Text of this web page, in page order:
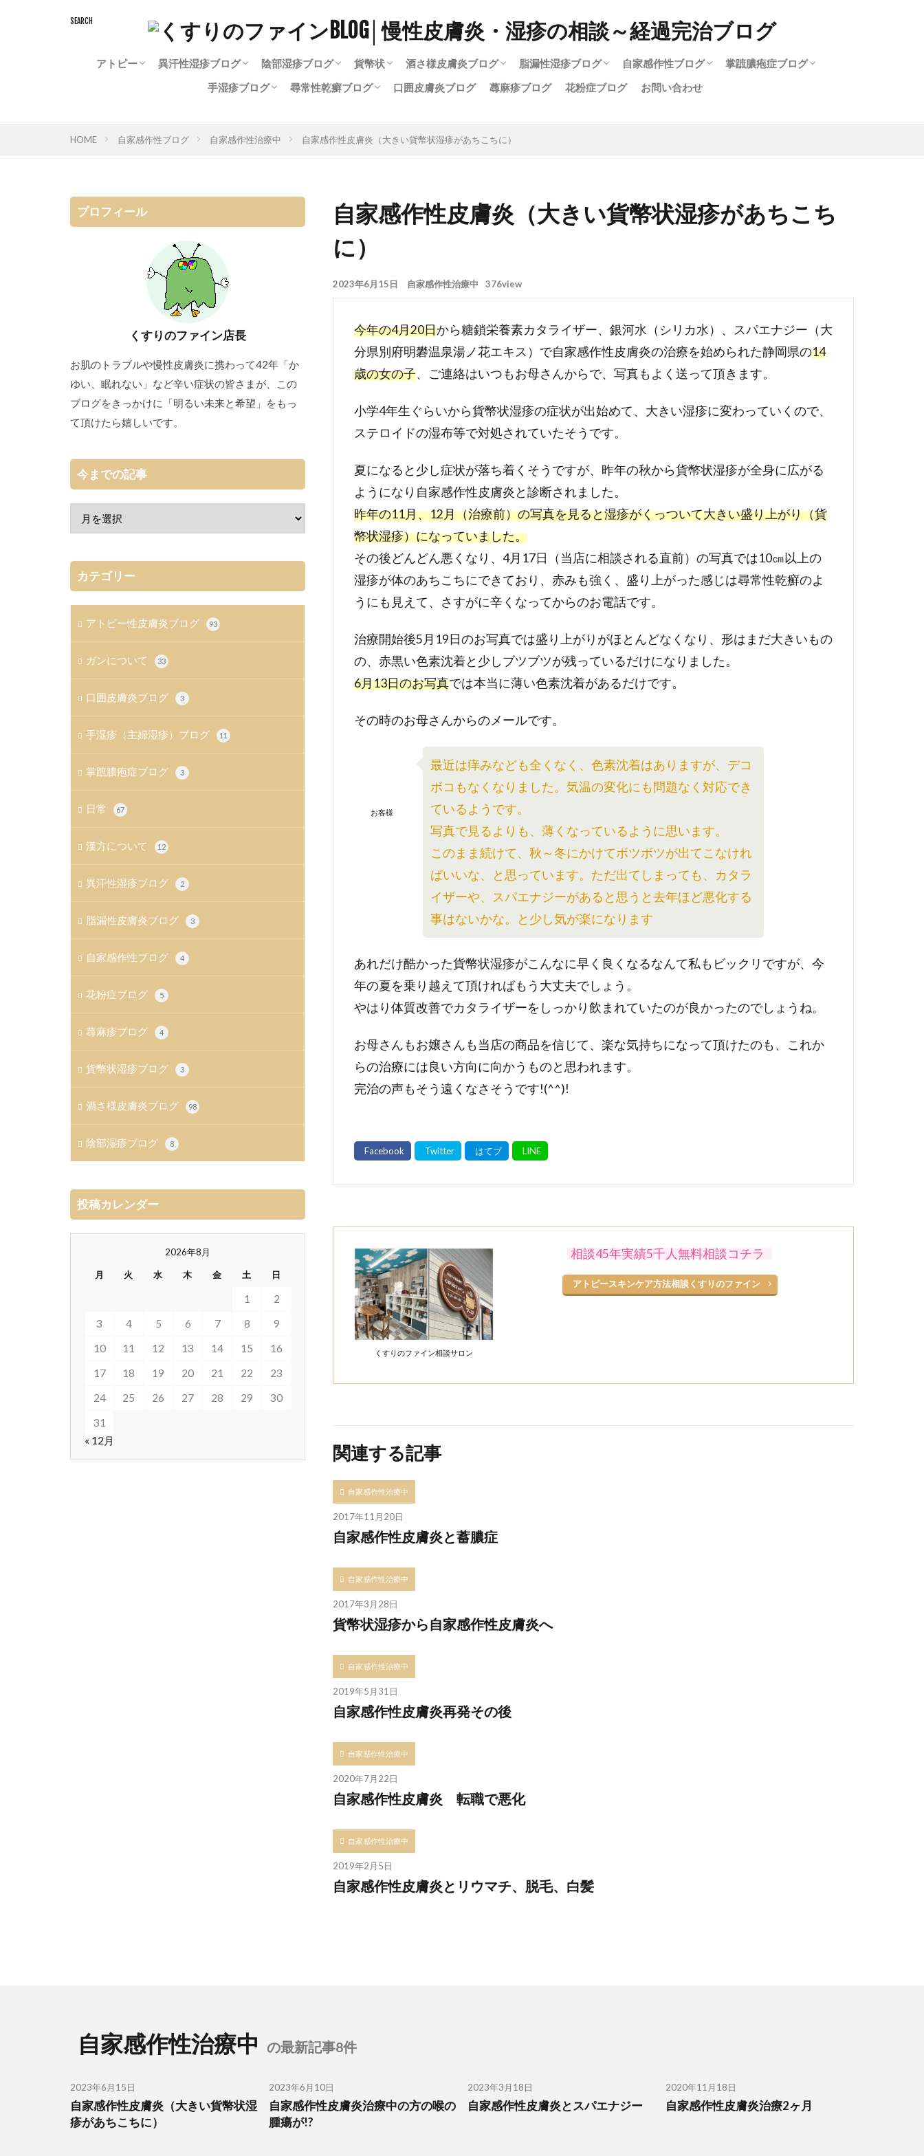
アトピー
赤ちゃんのアトピー性皮膚炎
大人のアトピー性皮膚炎
異汗性湿疹ブログ
異汗性湿疹治療中
陰部湿疹ブログ
陰部湿疹完治ブログ
治らない陰部湿疹
治療中の陰部湿疹
陰部湿疹の症状
女性の陰部湿疹
貨幣状
貨幣状湿疹治ったブログ
治療中の貨幣状湿疹
貨幣状湿疹の再発
アレルギーと貨幣状湿疹
酒さ様皮膚炎ブログ
酒さ完治ブログ
酒さ治療中
酒さとプロトピック
酒さとステロイド
酒さスキンケアブログ
酒さと漢方
脂漏性湿疹ブログ
脂漏性湿疹完治ブログ
治療中の脂漏性湿疹
頭皮の脂漏性湿疹
顔の脂漏性湿疹
自家感作性ブログ
自家感作性完治ブログ
治療中の自家感作性
掌蹠膿疱症ブログ
手湿疹ブログ 尋常性乾癬ブログ 口囲皮膚炎ブログ 蕁麻疹ブログ 花粉症ブログ お問い合わせ
HOME 自家感作性ブログ 自家感作性治療中 自家感作性皮膚炎（大きい貨幣状湿疹があちこちに）
自家感作性皮膚炎（大きい貨幣状湿疹があちこち
に）
2023年6月15日 自家感作性治療中 376view
今年の4月20日から糖鎖栄養素カタライザー、銀河水（シリカ水）、スパエナジー（大
分県別府明礬温泉湯ノ花エキス）で自家感作性皮膚炎の治療を始められた静岡県の14
歳の女の子、ご連絡はいつもお母さんからで、写真もよく送って頂きます。
小学4年生ぐらいから貨幣状湿疹の症状が出始めて、大きい湿疹に変わっていくので、
ステロイドの湿布等で対処されていたそうです。
夏になると少し症状が落ち着くそうですが、昨年の秋から貨幣状湿疹が全身に広がる
ようになり自家感作性皮膚炎と診断されました。
昨年の11月、12月（治療前）の写真を見ると湿疹がくっついて大きい盛り上がり（貨
幣状湿疹）になっていました。
その後どんどん悪くなり、4月17日（当店に相談される直前）の写真では10㎝以上の
湿疹が体のあちこちにできており、赤みも強く、盛り上がった感じは尋常性乾癬のよ
うにも見えて、さすがに辛くなってからのお電話です。
治療開始後5月19日のお写真では盛り上がりがほとんどなくなり、形はまだ大きいもの
の、赤黒い色素沈着と少しブツブツが残っているだけになりました。
6月13日のお写真では本当に薄い色素沈着があるだけです。
その時のお母さんからのメールです。
お客様
最近は痒みなども全くなく、色素沈着はありますが、デコ
ボコもなくなりました。気温の変化にも問題なく対応でき
ているようです。
写真で見るよりも、薄くなっているように思います。
このまま続けて、秋～冬にかけてボツボツが出てこなけれ
ばいいな、と思っています。ただ出てしまっても、カタラ
イザーや、スパエナジーがあると思うと去年ほど悪化する
事はないかな。と少し気が楽になります
あれだけ酷かった貨幣状湿疹がこんなに早く良くなるなんて私もビックリですが、今
年の夏を乗り越えて頂ければもう大丈夫でしょう。
やはり体質改善でカタライザーをしっかり飲まれていたのが良かったのでしょうね。
お母さんもお嬢さんも当店の商品を信じて、楽な気持ちになって頂けたのも、これか
らの治療には良い方向に向かうものと思われます。
完治の声もそう遠くなさそうです!(^^)!
くすりのファイン相談サロン
相談45年実績5千人無料相談コチラ
アトピースキンケア方法相談くすりのファイン
関連する記事
自家感作性治療中
2017年11月20日
自家感作性皮膚炎と蓄膿症
自家感作性治療中
2017年3月28日
貨幣状湿疹から自家感作性皮膚炎へ
自家感作性治療中
2019年5月31日
自家感作性皮膚炎再発その後
自家感作性治療中
2020年7月22日
自家感作性皮膚炎 転職で悪化
自家感作性治療中
2019年2月5日
自家感作性皮膚炎とリウマチ、脱毛、白髪
プロフィール
くすりのファイン店長
お肌のトラブルや慢性皮膚炎に携わって42年「か
ゆい、眠れない」など辛い症状の皆さまが、この
ブログをきっかけに「明るい未来と希望」をもっ
て頂けたら嬉しいです。
今までの記事
カテゴリー
アトピー性皮膚炎ブログ 93
ガンについて 33
口囲皮膚炎ブログ 3
手湿疹（主婦湿疹）ブログ 11
掌蹠膿疱症ブログ 3
日常 67
漢方について 12
異汗性湿疹ブログ 2
脂漏性皮膚炎ブログ 3
自家感作性ブログ 4
花粉症ブログ 5
蕁麻疹ブログ 4
貨幣状湿疹ブログ 3
酒さ様皮膚炎ブログ 98
陰部湿疹ブログ 8
投稿カレンダー
2026年8月
月 火 水 木 金 土 日
1
2
3
4 5 6 7 8
9
10
11 12 13 14 15
16
17
18 19 20 21 22
23
24
25 26 27 28 29
30
31
« 12月
自家感作性治療中 の最新記事8件
2023年6月15日
自家感作性皮膚炎（大きい貨幣状湿
疹があちこちに）
2023年6月10日
自家感作性皮膚炎治療中の方の喉の
腫瘍が!?
2023年3月18日
自家感作性皮膚炎とスパエナジー
2020年11月18日
自家感作性皮膚炎治療2ヶ月